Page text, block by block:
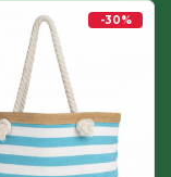
-30%